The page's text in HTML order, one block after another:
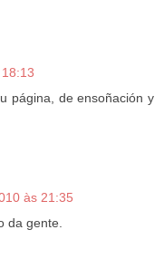
página, de ensoñación y
às 21:35
da gente.